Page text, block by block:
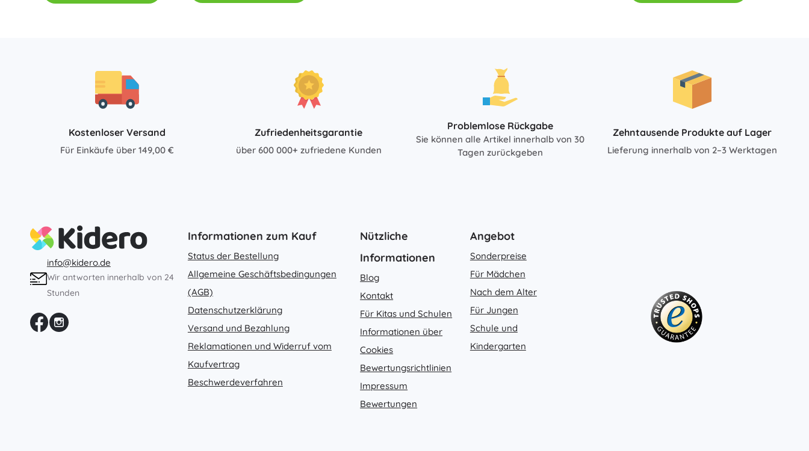
Kostenloser Versand
Für Einkäufe über 149,00 €
Zufriedenheitsgarantie
über 600 000+ zufriedene Kunden
Problemlose Rückgabe
Sie können alle Artikel innerhalb von 30
Tagen zurückgeben
Zehntausende Produkte auf Lager
Lieferung innerhalb von 2–3 Werktagen
info@kidero.de
Wir antworten innerhalb von 24
Stunden
Informationen zum Kauf
Status der Bestellung
Allgemeine Geschäftsbedingungen
(AGB)
Datenschutzerklärung
Versand und Bezahlung
Reklamationen und Widerruf vom
Kaufvertrag
Beschwerdeverfahren
Nützliche
Informationen
Blog
Kontakt
Für Kitas und Schulen
Informationen über
Cookies
Bewertungsrichtlinien
Impressum
Bewertungen
Angebot
Sonderpreise
Für Mädchen
Nach dem Alter
Für Jungen
Schule und
Kindergarten